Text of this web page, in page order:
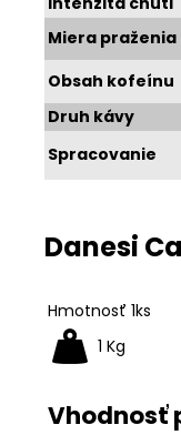
Miera praženia
Obsah kofeínu
Druh kávy
Spracovanie
Danesi
Hmotnosť 1ks
1 Kg
Vhodnosť